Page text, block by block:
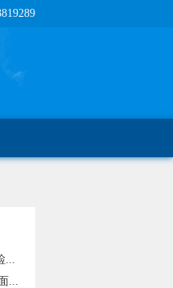
...
...